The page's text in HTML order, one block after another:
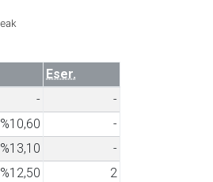
Eser.
-
-
%10,60
-
%13,10
-
%12,50
2